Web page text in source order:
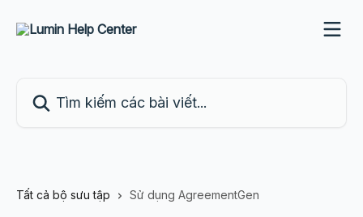
Tất cả bộ sưu tập Sử dụng AgreementGen